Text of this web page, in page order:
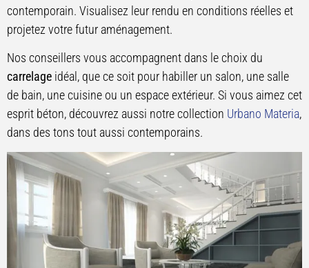
contemporain. Visualisez leur rendu en conditions réelles et
projetez votre futur aménagement.
Nos conseillers vous accompagnent dans le choix du
carrelage idéal, que ce soit pour habiller un salon, une salle
de bain, une cuisine ou un espace extérieur. Si vous aimez cet
esprit béton, découvrez aussi notre collection Urbano Materia,
dans des tons tout aussi contemporains.